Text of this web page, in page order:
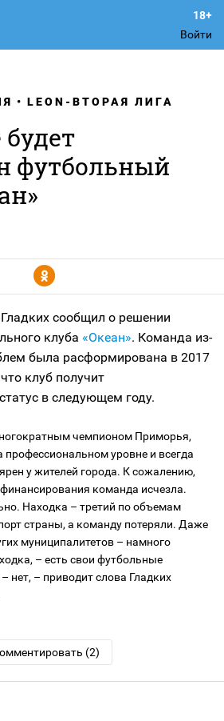
Войти
LEON-ВТОРАЯ ЛИГА
футбольный
Y
сообщил о решении
клуба «Океан». Команда из-
была расформирована в 2017
клуб получит
в следующем году.
чемпионом Приморья,
профессиональном уровне и всегда
у жителей города. К сожалению,
финансирования команда исчезла.
Находка – третий по объемам
страны, а команду потеряли. Даже
муниципалитетов – намного
– есть свои футбольные
нет, – приводит слова Гладких
(2)